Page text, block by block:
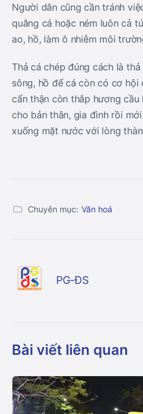
Người dân cũng cần tránh
quăng cá hoặc ném luôn cả
ao, hồ, làm ô nhiễm môi
Thả cá chép đúng cách là
sông, hồ để cá còn có cơ hội
cẩn thận còn thắp hương
cho bản thân, gia đình rồi
xuống mặt nước với lòng
Chuyên mục: Văn hoá
PG-ĐS
Bài viết liên quan